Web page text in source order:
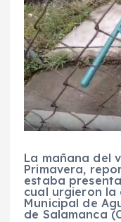
La mañana del
Primavera,
estaba
cual urgieron la
Municipal de
de Salamanca